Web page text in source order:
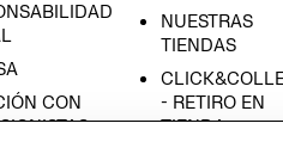
CON
NUESTRAS
TIENDAS
- RETIRO EN
TIENDA